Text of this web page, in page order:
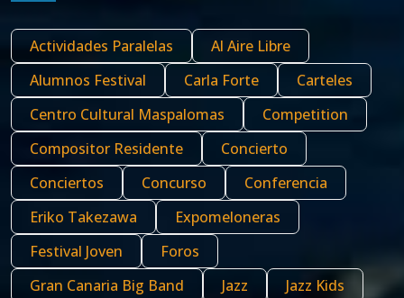
Actividades Paralelas
Al Aire Libre
Alumnos Festival
Carla Forte
Carteles
Centro Cultural Maspalomas
Competition
Compositor Residente
Concierto
Conciertos
Concurso
Conferencia
Eriko Takezawa
Expomeloneras
Festival Joven
Foros
Gran Canaria Big Band
Jazz Jazz Kids